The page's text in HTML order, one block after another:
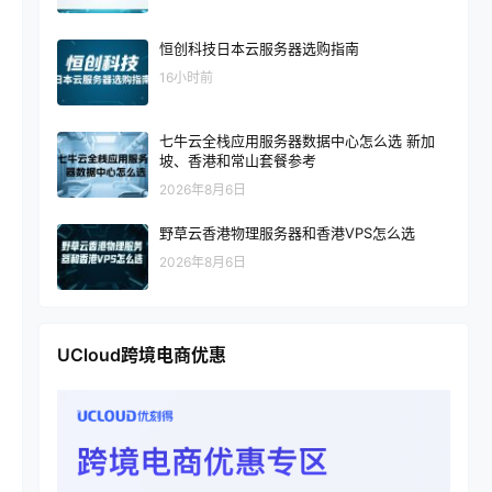
恒创科技日本云服务器选购指南
16小时前
七牛云全栈应用服务器数据中心怎么选 新加
坡、香港和常山套餐参考
2026年8月6日
野草云香港物理服务器和香港VPS怎么选
2026年8月6日
UCloud跨境电商优惠